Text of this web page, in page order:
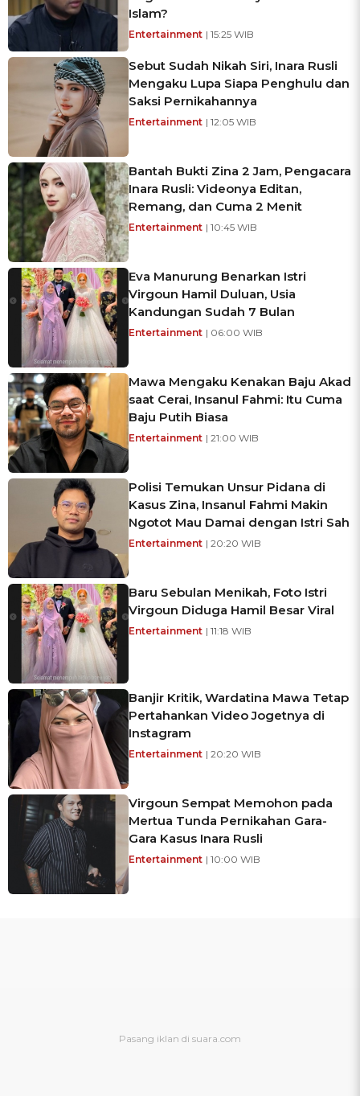
Islam?
Entertainment | 15:25 WIB
Sebut Sudah Nikah Siri, Inara Rusli
Mengaku Lupa Siapa Penghulu dan
Saksi Pernikahannya
Entertainment | 12:05 WIB
Bantah Bukti Zina 2 Jam, Pengacara
Inara Rusli: Videonya Editan,
Remang, dan Cuma 2 Menit
Entertainment | 10:45 WIB
Eva Manurung Benarkan Istri
Virgoun Hamil Duluan, Usia
Kandungan Sudah 7 Bulan
Entertainment | 06:00 WIB
Mawa Mengaku Kenakan Baju Akad
saat Cerai, Insanul Fahmi: Itu Cuma
Baju Putih Biasa
Entertainment | 21:00 WIB
Polisi Temukan Unsur Pidana di
Kasus Zina, Insanul Fahmi Makin
Ngotot Mau Damai dengan Istri Sah
Entertainment | 20:20 WIB
Baru Sebulan Menikah, Foto Istri
Virgoun Diduga Hamil Besar Viral
Entertainment | 11:18 WIB
Banjir Kritik, Wardatina Mawa Tetap
Pertahankan Video Jogetnya di
Instagram
Entertainment | 20:20 WIB
Virgoun Sempat Memohon pada
Mertua Tunda Pernikahan Gara-
Gara Kasus Inara Rusli
Entertainment | 10:00 WIB